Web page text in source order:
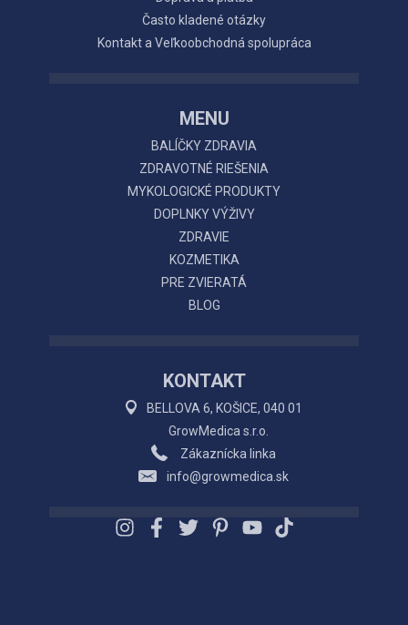
Často kladené otázky
Kontakt a Veľkoobchodná spolupráca
MENU
BALÍČKY ZDRAVIA
ZDRAVOTNÉ RIEŠENIA
MYKOLOGICKÉ PRODUKTY
DOPLNKY VÝŽIVY
ZDRAVIE
KOZMETIKA
PRE ZVIERATÁ
BLOG
KONTAKT
BELLOVA 6, KOŠICE, 040 01
GrowMedica s.r.o.
Zákaznícka linka
info@growmedica.sk